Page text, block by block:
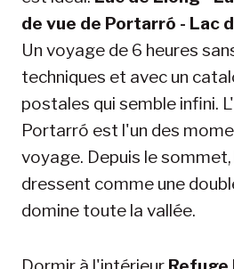
de vue de Portarró - Lac
Un voyage de 6 heures
techniques et avec un
postales qui semble infini.
Portarró est l'un des
voyage. Depuis le
dressent comme une
domine toute la vallée.